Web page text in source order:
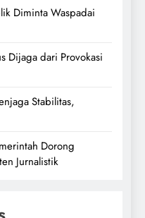
Diminta Waspadai
Dijaga dari Provokasi
Stabilitas,
Dorong
Jurnalistik